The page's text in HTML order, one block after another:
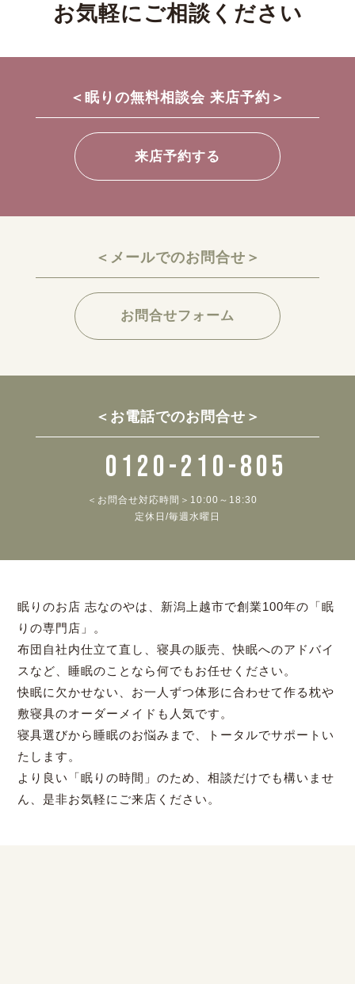
お気軽にご相談ください
＜眠りの無料相談会 来店予約＞
来店予約する
＜メールでのお問合せ＞
お問合せフォーム
＜お電話でのお問合せ＞
0120-210-805
＜お問合せ対応時間＞10:00～18:30
定休日/毎週水曜日
眠りのお店 志なのやは、新潟上越市で創業100年の「眠
りの専門店」。
布団自社内仕立て直し、寝具の販売、快眠へのアドバイ
スなど、睡眠のことなら何でもお任せください。
快眠に欠かせない、お一人ずつ体形に合わせて作る枕や
敷寝具のオーダーメイドも人気です。
寝具選びから睡眠のお悩みまで、トータルでサポートい
たします。
より良い「眠りの時間」のため、相談だけでも構いませ
ん、是非お気軽にご来店ください。